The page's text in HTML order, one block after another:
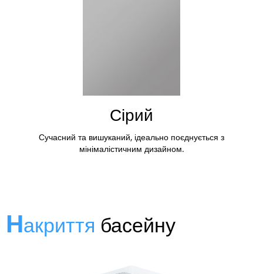
Сірий
Сучасний та вишуканий, ідеально поєднується з
мінімалістичним дизайном.
Накриття басейну